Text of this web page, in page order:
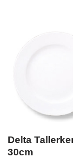
Delta
30cm